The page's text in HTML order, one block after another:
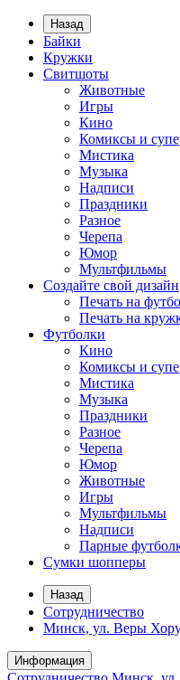
Назад
Байки
Кружки
Свитшоты
Животные
Игры
Кино
Комиксы и
Мистика
Музыка
Надписи
Праздники
Разное
Черепа
Юмор
Мультфильмы
Создайте свой дизайн
Печать на
Печать на
Футболки
Кино
Комиксы и
Мистика
Музыка
Праздники
Разное
Черепа
Юмор
Животные
Игры
Мультфильмы
Надписи
Парные
Сумки шопперы
Назад
Сотрудничество
Минск, ул. Веры
Информация